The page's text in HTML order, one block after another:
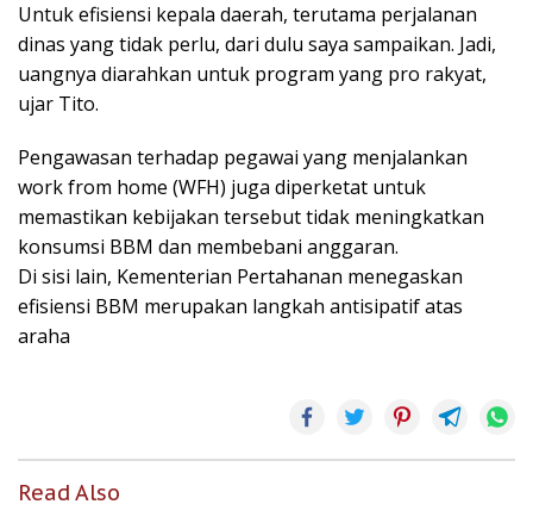
Untuk efisiensi kepala daerah, terutama perjalanan
dinas yang tidak perlu, dari dulu saya sampaikan. Jadi,
uangnya diarahkan untuk program yang pro rakyat,
ujar Tito.
Pengawasan terhadap pegawai yang menjalankan
work from home (WFH) juga diperketat untuk
memastikan kebijakan tersebut tidak meningkatkan
konsumsi BBM dan membebani anggaran.
Di sisi lain, Kementerian Pertahanan menegaskan
efisiensi BBM merupakan langkah antisipatif atas
araha
Read Also